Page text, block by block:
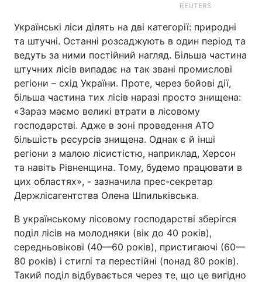
REUTERS
Українські ліси ділять на дві категорії: природні
та штучні. Останні розсаджують в один період та
ведуть за ними постійний нагляд. Більша частина
штучних лісів випадає на так звані промислові
регіони – схід України. Проте, через бойові дії,
більша частина тих лісів наразі просто знищена:
«Зараз маємо великі втрати в лісовому
господарстві. Адже в зоні проведення АТО
більшість ресурсів знищена. Однак є й інші
регіони з малою лісистістю, наприклад, Херсон
та навіть Рівненщина. Тому, будемо працювати в
цих областях», - зазначила прес-секретар
Держлісагентства Олена Шпильківська.
В українському лісовому господарстві зберігся
поділ лісів на молодняки (вік до 40 років),
середньовікові (40—60 років), пристигаючі (60—
80 років) і стиглі та перестійні (понад 80 років).
Такий поділ відбувається через те, що це вигідно